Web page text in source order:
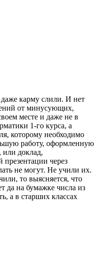
карму слили. И нет
от минусующих,
месте и даже не в
1-го курса, а
которому необходимо
работу, оформленную
доклад,
через
не могут. Не учили их.
то выясняется, что
да на бумажке числа из
а в старших классах